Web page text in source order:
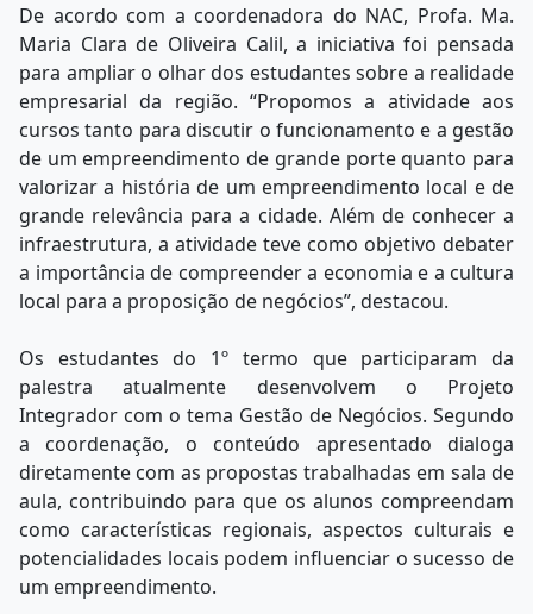
De acordo com a coordenadora do NAC, Profa. Ma.
Maria Clara de Oliveira Calil, a iniciativa foi pensada
para ampliar o olhar dos estudantes sobre a realidade
empresarial da região. “Propomos a atividade aos
cursos tanto para discutir o funcionamento e a gestão
de um empreendimento de grande porte quanto para
valorizar a história de um empreendimento local e de
grande relevância para a cidade. Além de conhecer a
infraestrutura, a atividade teve como objetivo debater
a importância de compreender a economia e a cultura
local para a proposição de negócios”, destacou.
Os estudantes do 1º termo que participaram da
palestra atualmente desenvolvem o Projeto
Integrador com o tema Gestão de Negócios. Segundo
a coordenação, o conteúdo apresentado dialoga
diretamente com as propostas trabalhadas em sala de
aula, contribuindo para que os alunos compreendam
como características regionais, aspectos culturais e
potencialidades locais podem influenciar o sucesso de
um empreendimento.